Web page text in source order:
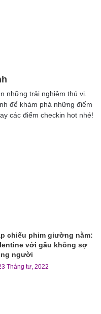
những trải nghiệm thú vị.
để khám phá những điểm
các điểm checkin hot nhé!
chiếu phim giường nằm:
với gấu không sợ
người
Tháng tư, 2022